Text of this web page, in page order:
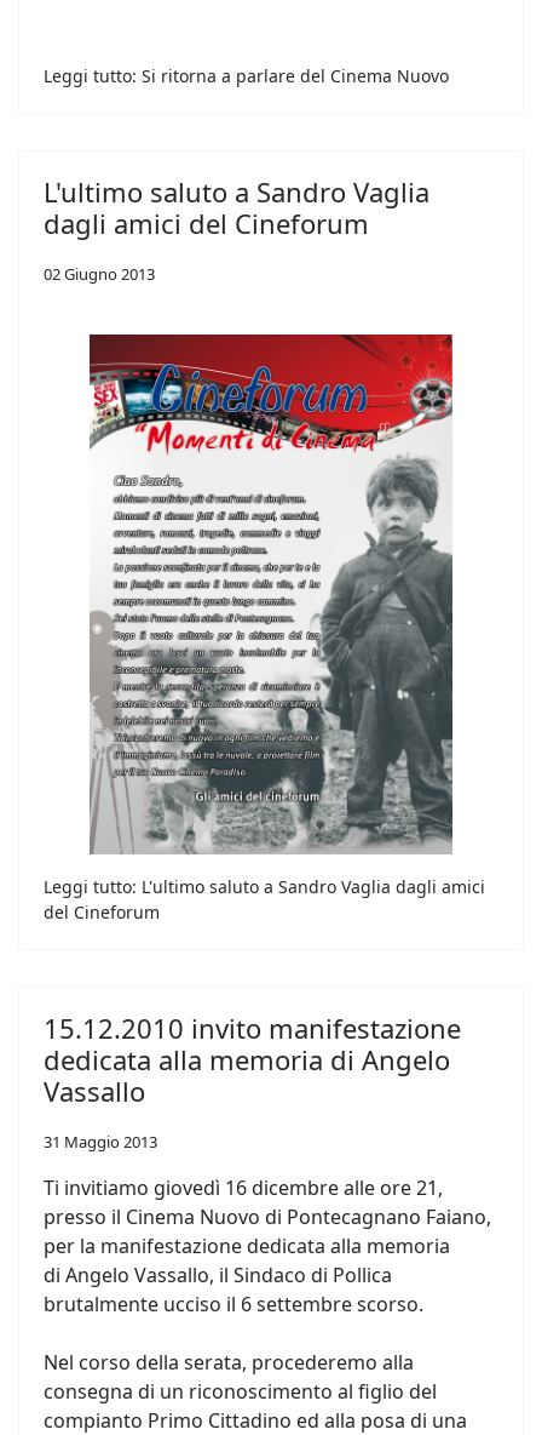
Leggi tutto: Si ritorna a parlare del Cinema Nuovo
L'ultimo saluto a Sandro Vaglia
dagli amici del Cineforum
02 Giugno 2013
Leggi tutto: L'ultimo saluto a Sandro Vaglia dagli amici
del Cineforum
15.12.2010 invito manifestazione
dedicata alla memoria di Angelo
Vassallo
31 Maggio 2013
Ti invitiamo giovedì 16 dicembre alle ore 21,
presso il Cinema Nuovo di Pontecagnano Faiano,
per la manifestazione dedicata alla memoria
di Angelo Vassallo, il Sindaco di Pollica
brutalmente ucciso il 6 settembre scorso.
Nel corso della serata, procederemo alla
consegna di un riconoscimento al figlio del
compianto Primo Cittadino ed alla posa di una